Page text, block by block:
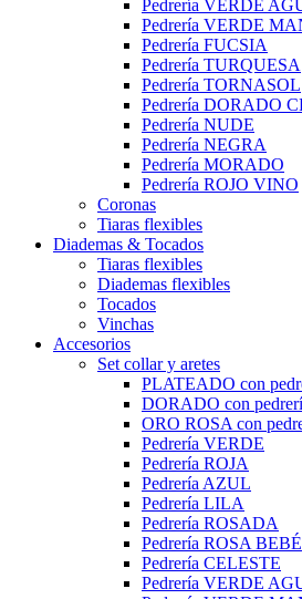
Pedrería VERDE
Pedrería VERDE
Pedrería FUCSIA
Pedrería TURQUESA
Pedrería TORNASOL
Pedrería DORADO
Pedrería NUDE
Pedrería NEGRA
Pedrería MORADO
Pedrería ROJO VINO
Coronas
Tiaras flexibles
Diademas & Tocados
Tiaras flexibles
Diademas flexibles
Tocados
Vinchas
Accesorios
Set collar y aretes
PLATEADO con
DORADO con
ORO ROSA con
Pedrería VERDE
Pedrería ROJA
Pedrería AZUL
Pedrería LILA
Pedrería ROSADA
Pedrería ROSA BEBÉ
Pedrería CELESTE
Pedrería VERDE